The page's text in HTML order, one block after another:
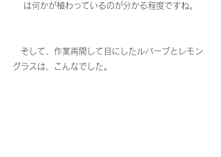
は何かが植わっているのが分かる程度ですね。
そして、作業再開して目にしたルバーブとレモン
グラスは、こんなでした。